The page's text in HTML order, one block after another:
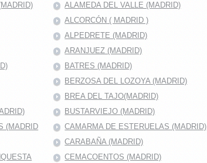
ALAMEDA DEL VALLE (MADRID)
ALCORCÓN ( MADRID )
ALPEDRETE (MADRID)
ARANJUEZ (MADRID)
BATRES (MADRID)
BERZOSA DEL LOZOYA (MADRID)
BREA DEL TAJO(MADRID)
BUSTARVIEJO (MADRID)
(MADRID
CAMARMA DE ESTERUELAS (MADRID)
CARABAÑA (MADRID)
CEMACOENTOS (MADRID)